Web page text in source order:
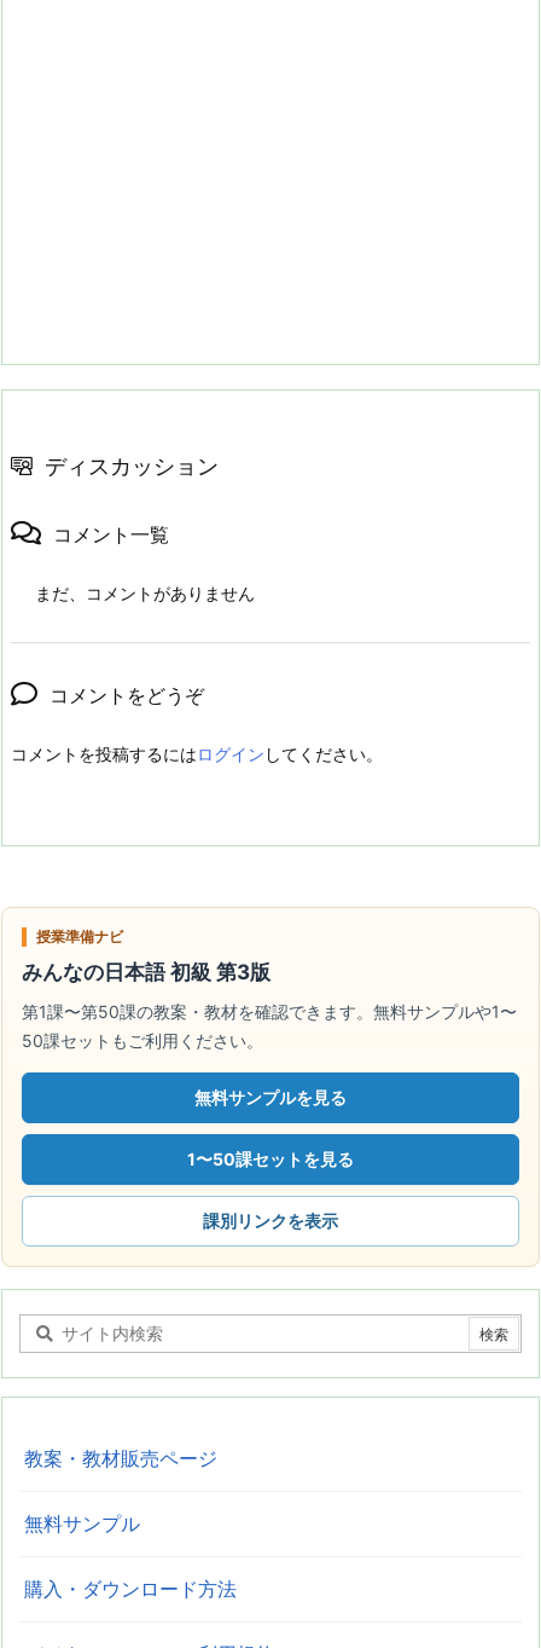
ディスカッション
コメント一覧
まだ、コメントがありません
コメントをどうぞ
コメントを投稿するにはログイン してください。
授業準備ナビ
みんなの日本語 初級 第3版
第1課〜第50課の教案・教材を確認できます。無料サンプルや1〜
50課セットもご利用ください。
無料サンプルを見る
1〜50課セットを見る
課別リンクを表示
教案・教材販売ページ
無料サンプル
購入・ダウンロード方法